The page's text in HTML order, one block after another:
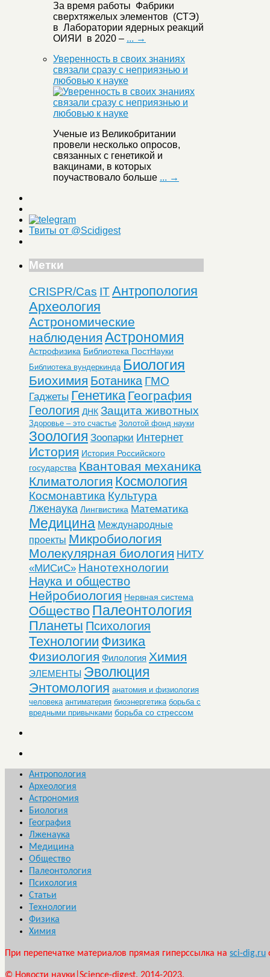
За время работы Фабрики
сверхтяжелых элементов (СТЭ)
в Лаборатории ядерных реакций
ОИЯИ в 2020 – ... →
Уверенность в своих знаниях
связали сразу с неприязнью и
любовью к науке
Ученые из Великобритании
провели несколько опросов,
связанных с генетикой и
вакцинами, в которых
поучаствовало больше ... →
Твиты от @Scidigest
Метки
CRISPR/Cas ITАнтропология
Археология
Астрономические
наблюдения Астрономия
Астрофизика Библиотека ПостНауки
Библиотека вундеркинда Биология
Биохимия Ботаника ГМО
Гаджеты Генетика География
Геология ДНК Защита животных
Здоровье – это счастье Золотой фонд науки
Зоология Зоопарки Интернет
История История Российского
государства Квантовая механика
Климатология Космология
Космонавтика Культура
Лженаука Лингвистика Математика
Медицина Международные
проекты Микробиология
Молекулярная биология НИТУ
«МИСиС» Нанотехнологии
Наука и общество
Нейробиология Нервная система
Общество Палеонтология
Планеты Психология
Технологии Физика
Физиология Филология Химия
ЭЛЕМЕНТЫ Эволюция
Энтомология анатомия и физиология
человека антиматерия биоэнергетика борьба с
вредными привычками борьба со стрессом
Антропология
Археология
Астрономия
Биология
География
Лженаука
Медицина
Общество
Палеонтология
Психология
Статьи
Технологии
Физика
Химия
При перепечатке материалов прямая гиперссылка на sci-dig.ru
© Новости науки|Science-digest. 2014-2023.